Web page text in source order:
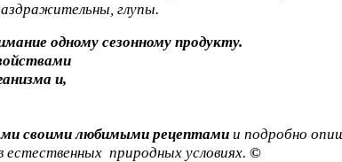
глупы.
одному сезонному продукту.
и,
своими любимыми рецептами и подробно
природных условиях. ©